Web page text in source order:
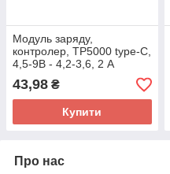
Модуль заряду,
контролер, TP5000 type-C,
4,5-9В - 4,2-3,6, 2 А
43,98 ₴
Купити
Про нас